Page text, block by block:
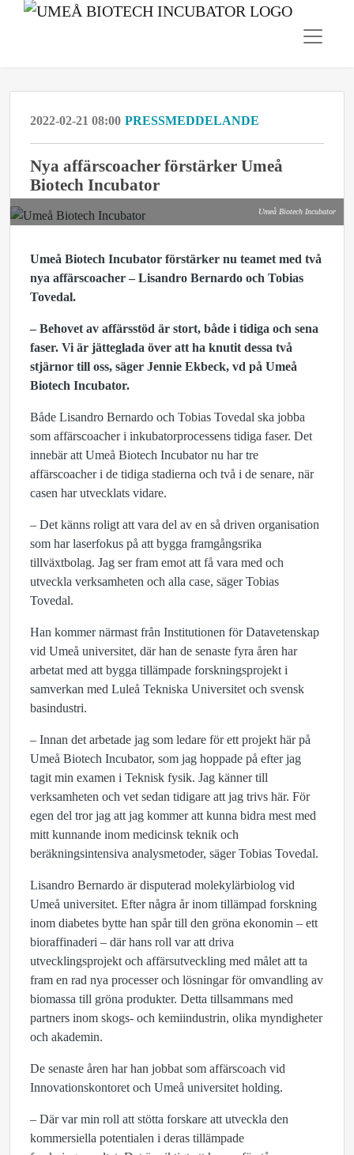
2022-02-21 08:00 PRESSMEDDELANDE
Nya affärscoacher förstärker Umeå
Biotech Incubator
Umeå Biotech Incubator
Umeå Biotech Incubator förstärker nu teamet med två
nya affärscoacher – Lisandro Bernardo och Tobias
Tovedal.
– Behovet av affärsstöd är stort, både i tidiga och sena
faser. Vi är jätteglada över att ha knutit dessa två
stjärnor till oss, säger Jennie Ekbeck, vd på Umeå
Biotech Incubator.
Både Lisandro Bernardo och Tobias Tovedal ska jobba
som affärscoacher i inkubatorprocessens tidiga faser. Det
innebär att Umeå Biotech Incubator nu har tre
affärscoacher i de tidiga stadierna och två i de senare, när
casen har utvecklats vidare.
– Det känns roligt att vara del av en så driven organisation
som har laserfokus på att bygga framgångsrika
tillväxtbolag. Jag ser fram emot att få vara med och
utveckla verksamheten och alla case, säger Tobias
Tovedal.
Han kommer närmast från Institutionen för Datavetenskap
vid Umeå universitet, där han de senaste fyra åren har
arbetat med att bygga tillämpade forskningsprojekt i
samverkan med Luleå Tekniska Universitet och svensk
basindustri.
– Innan det arbetade jag som ledare för ett projekt här på
Umeå Biotech Incubator, som jag hoppade på efter jag
tagit min examen i Teknisk fysik. Jag känner till
verksamheten och vet sedan tidigare att jag trivs här. För
egen del tror jag att jag kommer att kunna bidra mest med
mitt kunnande inom medicinsk teknik och
beräkningsintensiva analysmetoder, säger Tobias Tovedal.
Lisandro Bernardo är disputerad molekylärbiolog vid
Umeå universitet. Efter några år inom tillämpad forskning
inom diabetes bytte han spår till den gröna ekonomin – ett
bioraffinaderi – där hans roll var att driva
utvecklingsprojekt och affärsutveckling med målet att ta
fram en rad nya processer och lösningar för omvandling av
biomassa till gröna produkter. Detta tillsammans med
partners inom skogs- och kemiindustrin, olika myndigheter
och akademin.
De senaste åren har han jobbat som affärscoach vid
Innovationskontoret och Umeå universitet holding.
– Där var min roll att stötta forskare att utveckla den
kommersiella potentialen i deras tillämpade